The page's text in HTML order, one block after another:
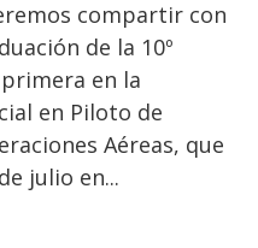
compartir con
de la 10º
en la
en Piloto de
Aéreas, que
julio en...